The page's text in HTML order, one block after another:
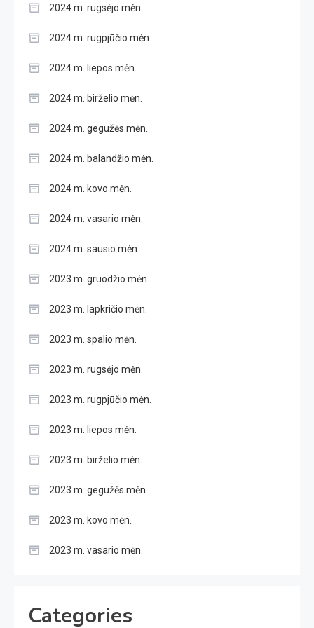
2024 m. rugsėjo mėn.
2024 m. rugpjūčio mėn.
2024 m. liepos mėn.
2024 m. birželio mėn.
2024 m. gegužės mėn.
2024 m. balandžio mėn.
2024 m. kovo mėn.
2024 m. vasario mėn.
2024 m. sausio mėn.
2023 m. gruodžio mėn.
2023 m. lapkričio mėn.
2023 m. spalio mėn.
2023 m. rugsėjo mėn.
2023 m. rugpjūčio mėn.
2023 m. liepos mėn.
2023 m. birželio mėn.
2023 m. gegužės mėn.
2023 m. kovo mėn.
2023 m. vasario mėn.
Categories